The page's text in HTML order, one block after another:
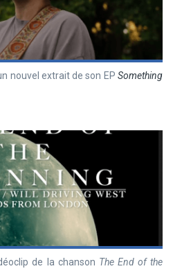
nouvel extrait de son EPSomething
de la chanson The End of the